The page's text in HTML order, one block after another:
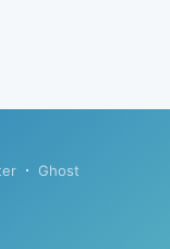
Ghost